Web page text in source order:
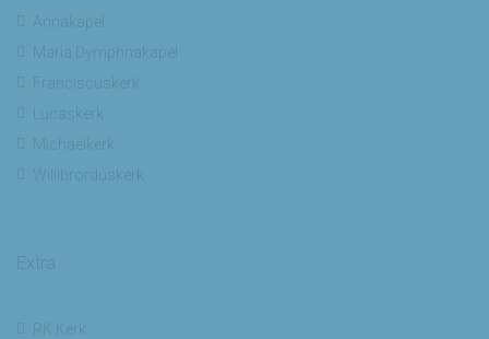
Annakapel
Maria Dymphnakapel
Franciscuskerk
Lucaskerk
Michaelkerk
Willibrorduskerk
Extra
RK Kerk